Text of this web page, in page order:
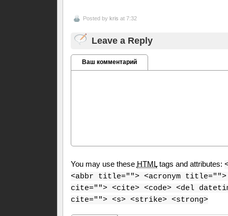
Posted by kris at 7:32
Leave a Reply
Ваш комментарий
You may use these HTMLtags and attributes:
<abbr title=""> <acronym title="">
cite=""> <cite> <code> <del
cite=""> <s> <strike> <strong>